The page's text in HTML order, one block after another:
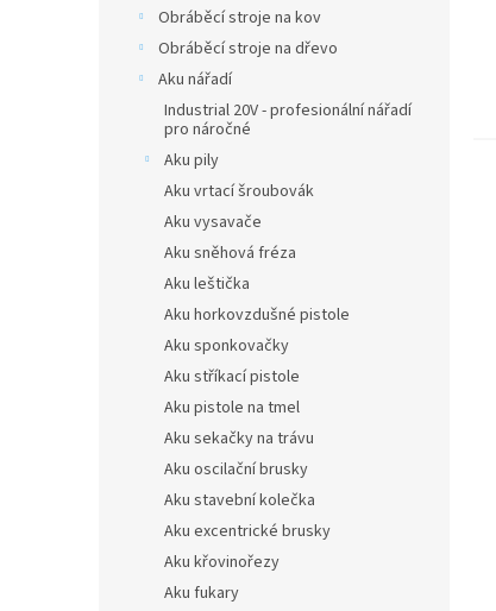
Obráběcí stroje na kov
Obráběcí stroje na dřevo
Aku nářadí
Industrial 20V - profesionální nářadí
pro náročné
Aku pily
Aku vrtací šroubovák
Aku vysavače
Aku sněhová fréza
Aku leštička
Aku horkovzdušné pistole
Aku sponkovačky
Aku stříkací pistole
Aku pistole na tmel
Aku sekačky na trávu
Aku oscilační brusky
Aku stavební kolečka
Aku excentrické brusky
Aku křovinořezy
Aku fukary